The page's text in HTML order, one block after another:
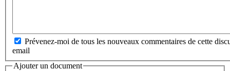
Prévenez-moi de tous les nouveaux commentaires de cette
email
Ajouter un document